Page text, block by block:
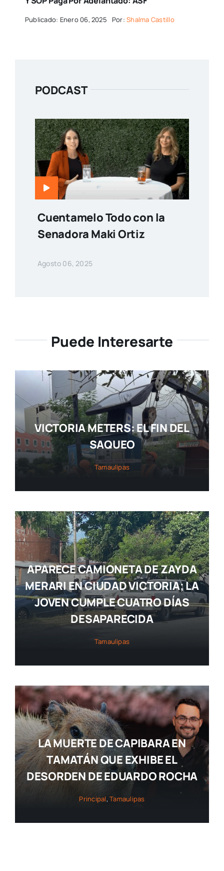
Publicado: Enero 06, 2025 Por:Shalma Castillo
PODCAST
Cuentamelo Todo con la
Senadora Maki Ortiz
Agosto 06, 2025
Puede Interesarte
VICTORIA METERS: EL FIN DEL
SAQUEO
Tamaulipas
APARECE CAMIONETA DE ZAYDA
MERARI EN CIUDAD VICTORIA; LA
JOVEN CUMPLE CUATRO DÍAS
DESAPARECIDA
Tamaulipas
LA MUERTE DE CAPIBARA EN
TAMATÁN QUE EXHIBE EL
DESORDEN DE EDUARDO ROCHA
Principal,Tamaulipas